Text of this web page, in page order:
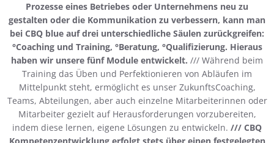
Prozesse eines Betriebes oder Unternehmens neu zu
gestalten oder die Kommunikation zu verbessern, kann man
bei CBQ blue auf drei unterschiedliche Säulen zurückgreifen:
°Coaching und Training, °Beratung, °Qualifizierung. Hieraus
haben wir unsere fünf Module entwickelt. /// Während beim
Training das Üben und Perfektionieren von Abläufen im
Mittelpunkt steht, ermöglicht es unser ZukunftsCoaching,
Teams, Abteilungen, aber auch einzelne Mitarbeiterinnen oder
Mitarbeiter gezielt auf Herausforderungen vorzubereiten,
indem diese lernen, eigene Lösungen zu entwickeln. /// CBQ